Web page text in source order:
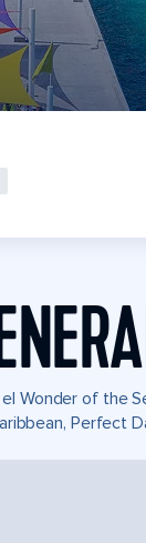
Wonder of the
Perfect